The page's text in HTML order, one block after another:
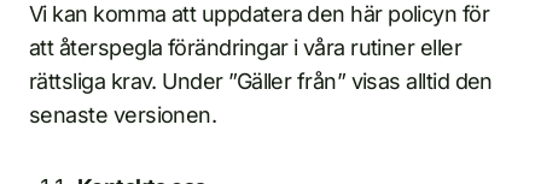
Vi kan komma att uppdatera den här policyn för
att återspegla förändringar i våra rutiner eller
rättsliga krav. Under ”Gäller från” visas alltid den
senaste versionen.